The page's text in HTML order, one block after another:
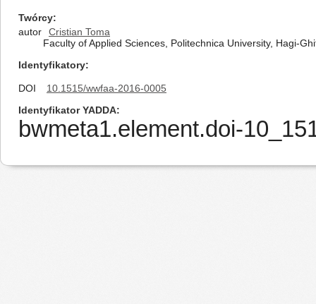
Twórcy
autor
Cristian Toma
Faculty of Applied Sciences, Politechnica University, Hagi-
Identyfikatory
DOI
10.1515/wwfaa-2016-0005
Identyfikator YADDA
bwmeta1.element.doi-